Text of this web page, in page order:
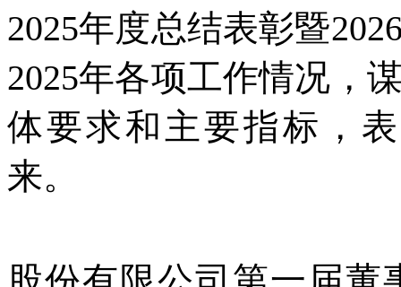
2025年度总结表彰暨
2025年各项工作情况，
体要求和主要指标，
来。